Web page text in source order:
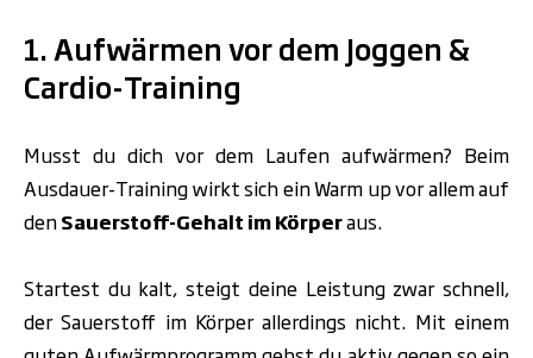
1. Aufwärmen vor dem Joggen &
Cardio-Training
Musst du dich vor dem Laufen aufwärmen? Beim
Ausdauer-Training wirkt sich ein Warm up vor allem auf
denSauerstoff-Gehalt im Körperaus.
Startest du kalt, steigt deine Leistung zwar schnell,
der Sauerstoff im Körper allerdings nicht. Mit einem